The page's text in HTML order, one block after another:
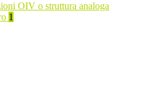
OIV o struttura analoga
1